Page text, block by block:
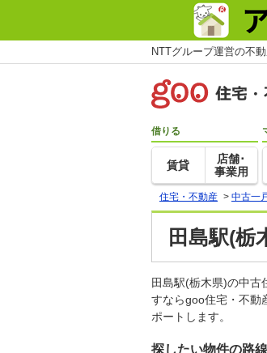
NTTグループ運営の不
借りる
賃貸
店舗･
事業用
住宅・不動産 > 中古一
田島駅(栃
田島駅(栃木県)の中古
すならgoo住宅・不動
ポートします。
探したい物件の路